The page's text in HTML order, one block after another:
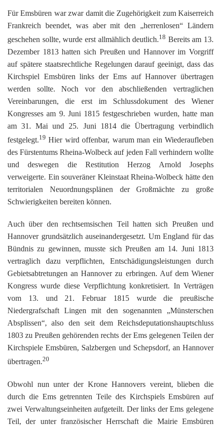
Für Emsbüren war zwar damit die Zugehörigkeit zum Kaiserreich
Frankreich beendet, was aber mit den „herrenlosen“ Ländern
geschehen sollte, wurde erst allmählich deutlich.18 Bereits am 13.
Dezember 1813 hatten sich Preußen und Hannover im Vorgriff
auf spätere staatsrechtliche Regelungen darauf geeinigt, dass das
Kirchspiel Emsbüren links der Ems auf Hannover übertragen
werden sollte. Noch vor den abschließenden vertraglichen
Vereinbarungen, die erst im Schlussdokument des Wiener
Kongresses am 9. Juni 1815 festgeschrieben wurden, hatte man
am 31. Mai und 25. Juni 1814 die Übertragung verbindlich
festgelegt.19 Hier wird offenbar, warum man ein Wiederaufleben
des Fürstentums Rheina-Wolbeck auf jeden Fall verhindern wollte
und deswegen die Restitution Herzog Arnold Josephs
verweigerte. Ein souveräner Kleinstaat Rheina-Wolbeck hätte den
territorialen Neuordnungsplänen der Großmächte zu große
Schwierigkeiten bereiten können.
Auch über den rechtsemsischen Teil hatten sich Preußen und
Hannover grundsätzlich auseinandergesetzt. Um England für das
Bündnis zu gewinnen, musste sich Preußen am 14. Juni 1813
vertraglich dazu verpflichten, Entschädigungsleistungen durch
Gebietsabtretungen an Hannover zu erbringen. Auf dem Wiener
Kongress wurde diese Verpflichtung konkretisiert. In Verträgen
vom 13. und 21. Februar 1815 wurde die preußische
Niedergrafschaft Lingen mit den sogenannten „Münsterschen
Absplissen“, also den seit dem Reichsdeputationshauptschluss
1803 zu Preußen gehörenden rechts der Ems gelegenen Teilen der
Kirchspiele Emsbüren, Salzbergen und Schepsdorf, an Hannover
übertragen.20
Obwohl nun unter der Krone Hannovers vereint, blieben die
durch die Ems getrennten Teile des Kirchspiels Emsbüren auf
zwei Verwaltungseinheiten aufgeteilt. Der links der Ems gelegene
Teil, der unter französischer Herrschaft die Mairie Emsbüren